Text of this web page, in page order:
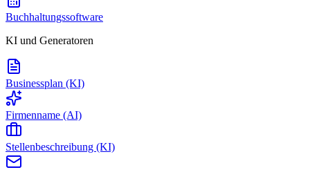
Buchhaltungssoftware
KI und Generatoren
Businessplan (KI)
Firmenname (AI)
Stellenbeschreibung (KI)